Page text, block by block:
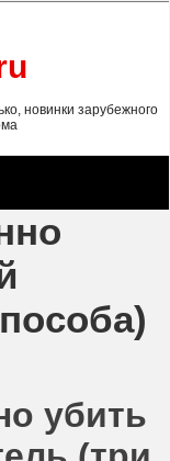
новинки зарубежного
убить